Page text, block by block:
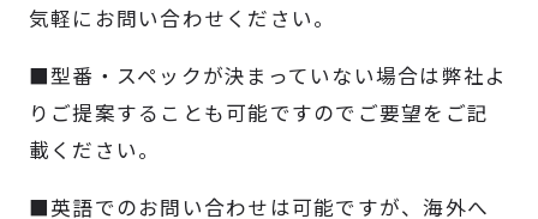
製品検索
取扱メーカー
気軽にお問い合わせください。
■型番・スペックが決まっていない場合は弊社よ
りご提案することも可能ですのでご要望をご記
載ください。
■英語でのお問い合わせは可能ですが、海外へ